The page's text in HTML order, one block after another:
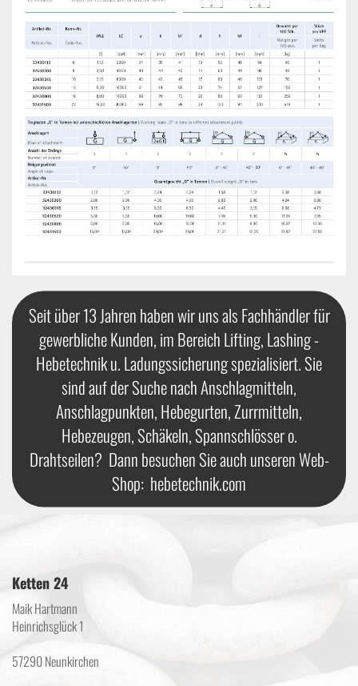
Seit über 13 Jahren haben wir uns als Fachhändler für
gewerbliche Kunden, im Bereich Lifting, Lashing -
Hebetechnik u. Ladungssicherung spezialisiert. Sie
sind auf der Suche nach Anschlagmitteln,
Anschlagpunkten, Hebegurten, Zurrmitteln,
Hebezeugen, Schäkeln, Spannschlösser o.
Drahtseilen? Dann besuchen Sie auch unseren Web-
Shop: hebetechnik.com
Ketten 24
Maik Hartmann
Heinrichsglück 1
57290 Neunkirchen